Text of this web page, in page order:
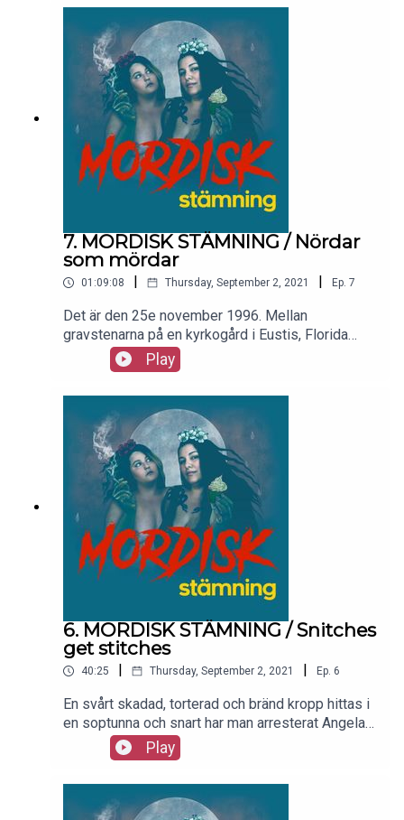
7. MORDISK STÄMNING / Nördar
som mördar
01:09:08 | Thursday, September 2, 2021 | Ep. 7
Det är den 25e november 1996. Mellan
gravstenarna på en kyrkogård i Eustis, Florida
dricker Rod Ferrell och Heather Wendorf
varandras blod i en ceremoni som ska göra
Heather till en vampyr. Om sex timmar kommer
Rod försegla deras öde för alltid.
Play
6. MORDISK STÄMNING / Snitches
get stitches
40:25 Thursday, September 2, 2021 Ep. 6
En svårt skadad, torterad och bränd kropp hittas i
en soptunna och snart har man arresterat Angela
Simpson. Men det blir bara märkligare och
märkligare ju längre in i berättelsen vi kommer.
Varför mördades han? Vad för slags person är
mördaren? Galen eller kalkylerande med ett
Play